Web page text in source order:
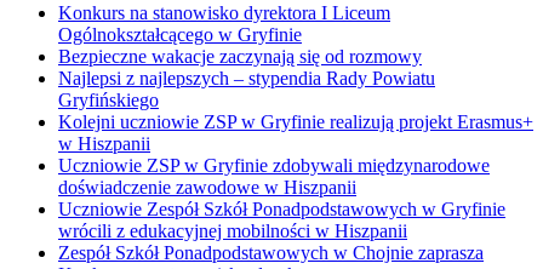
Konkurs na stanowisko dyrektora I Liceum
Ogólnokształcącego w Gryfinie
Bezpieczne wakacje zaczynają się od rozmowy
Najlepsi z najlepszych – stypendia Rady Powiatu
Gryfińskiego
Kolejni uczniowie ZSP w Gryfinie realizują projekt Erasmus+
w Hiszpanii
Uczniowie ZSP w Gryfinie zdobywali międzynarodowe
doświadczenie zawodowe w Hiszpanii
Uczniowie Zespół Szkół Ponadpodstawowych w Gryfinie
wrócili z edukacyjnej mobilności w Hiszpanii
Zespół Szkół Ponadpodstawowych w Chojnie zaprasza